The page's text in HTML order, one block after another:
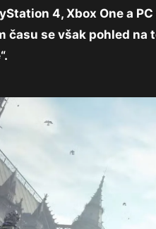
4, Xbox One a
času se však pohled